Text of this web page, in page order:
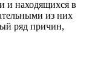
и находящихся в
из них
ряд причин,